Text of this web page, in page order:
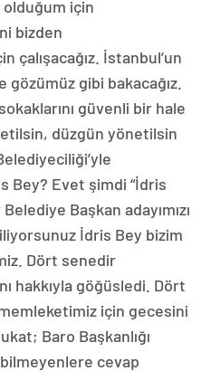
olduğum için
bizden
çalışacağız. İstanbul’un
gözümüz gibi bakacağız.
güvenli bir hale
düzgün yönetilsin
Bey? Evet şimdi “İdris
Başkan adayımızı
İdris Bey bizim
Dört senedir
hakkıyla göğüsledi. Dört
memleketimiz için gecesini
Baro Başkanlığı
cevap